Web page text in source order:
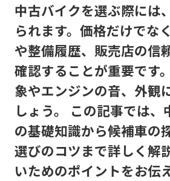
中古バイクを選ぶ際には
られます。価格だけでな
や整備履歴、販売店の信
確認することが重要です
象やエンジンの音、外観
しょう。 この記事では
の基礎知識から候補車の
選びのコツまで詳しく解
いためのポイントをお伝